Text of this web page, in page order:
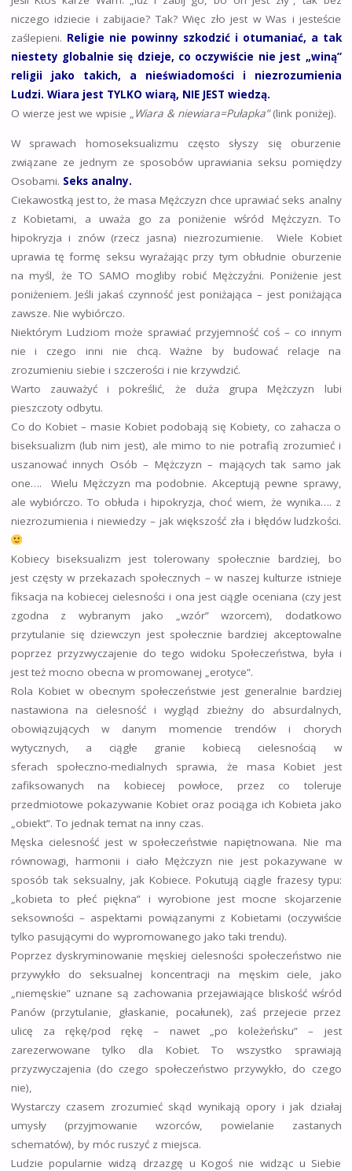
niczego idziecie i zabijacie? Tak? Więc zło jest w Was i jesteście
zaślepieni. Religie nie powinny szkodzić i otumaniać, a tak
niestety globalnie się dzieje, co oczywiście nie jest „winą”
religii jako takich, a nieświadomości i niezrozumienia
Ludzi. Wiara jest TYLKO wiarą, NIE JEST wiedzą.
O wierze jest we wpisie „Wiara & niewiara=Pułapka”(link poniżej).
W sprawach homoseksualizmu często słyszy się oburzenie
związane ze jednym ze sposobów uprawiania seksu pomiędzy
Osobami. Seks analny.
Ciekawostką jest to, że masa Mężczyzn chce uprawiać seks analny
z Kobietami, a uważa go za poniżenie wśród Mężczyzn. To
hipokryzja i znów (rzecz jasna) niezrozumienie. Wiele Kobiet
uprawia tę formę seksu wyrażając przy tym obłudnie oburzenie
na myśl, że TO SAMO mogliby robić Mężczyźni. Poniżenie jest
poniżeniem. Jeśli jakaś czynność jest poniżająca – jest poniżająca
zawsze. Nie wybiórczo.
Niektórym Ludziom może sprawiać przyjemność coś – co innym
nie i czego inni nie chcą. Ważne by budować relacje na
zrozumieniu siebie i szczerości i nie krzywdzić.
Warto zauważyć i pokreślić, że duża grupa Mężczyzn lubi
pieszczoty odbytu.
Co do Kobiet – masie Kobiet podobają się Kobiety, co zahacza o
biseksualizm (lub nim jest), ale mimo to nie potrafią zrozumieć i
uszanować innych Osób – Mężczyzn – mających tak samo jak
one…. Wielu Mężczyzn ma podobnie. Akceptują pewne sprawy,
ale wybiórczo. To obłuda i hipokryzja, choć wiem, że wynika…. z
niezrozumienia i niewiedzy – jak większość zła i błędów ludzkości.
Kobiecy biseksualizm jest tolerowany społecznie bardziej, bo
jest częsty w przekazach społecznych – w naszej kulturze istnieje
fiksacja na kobiecej cielesności i ona jest ciągle oceniana (czy jest
zgodna z wybranym jako „wzór” wzorcem), dodatkowo
przytulanie się dziewczyn jest społecznie bardziej akceptowalne
poprzez przyzwyczajenie do tego widoku Społeczeństwa, była i
jest też mocno obecna w promowanej „erotyce”.
Rola Kobiet w obecnym społeczeństwie jest generalnie bardziej
nastawiona na cielesność i wygląd zbieżny do absurdalnych,
obowiązujących w danym momencie trendów i chorych
wytycznych, a ciągłe granie kobiecą cielesnością w
sferach społeczno-medialnych sprawia, że masa Kobiet jest
zafiksowanych na kobiecej powłoce, przez co toleruje
przedmiotowe pokazywanie Kobiet oraz pociąga ich Kobieta jako
„obiekt”. To jednak temat na inny czas.
Męska cielesność jest w społeczeństwie napiętnowana. Nie ma
równowagi, harmonii i ciało Mężczyzn nie jest pokazywane w
sposób tak seksualny, jak Kobiece. Pokutują ciągle frazesy typu:
„kobieta to płeć piękna” i wyrobione jest mocne skojarzenie
seksowności – aspektami powiązanymi z Kobietami (oczywiście
tylko pasującymi do wypromowanego jako taki trendu).
Poprzez dyskryminowanie męskiej cielesności społeczeństwo nie
przywykło do seksualnej koncentracji na męskim ciele, jako
„niemęskie” uznane są zachowania przejawiające bliskość wśród
Panów (przytulanie, głaskanie, pocałunek), zaś przejecie przez
ulicę za rękę/pod rękę – nawet „po koleżeńsku” – jest
zarezerwowane tylko dla Kobiet. To wszystko sprawiają
przyzwyczajenia (do czego społeczeństwo przywykło, do czego
nie),
Wystarczy czasem zrozumieć skąd wynikają opory i jak działaj
umysły (przyjmowanie wzorców, powielanie zastanych
schematów), by móc ruszyć z miejsca.
Ludzie popularnie widzą drzazgę u Kogoś nie widząc u Siebie